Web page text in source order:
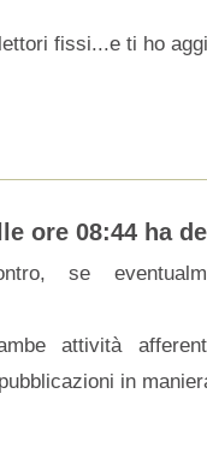
fissi...e ti ho
ore 08:44 ha
se
attività
in